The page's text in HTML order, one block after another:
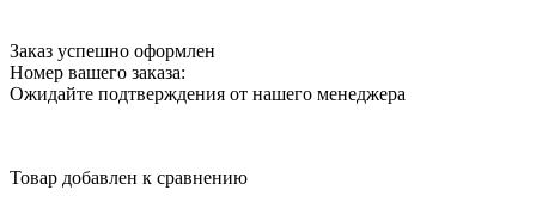
Заказ успешно оформлен
Номер вашего заказа:
Ожидайте подтверждения от нашего менеджера
Товар добавлен к сравнению